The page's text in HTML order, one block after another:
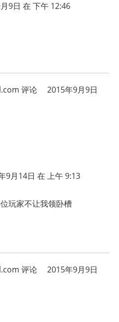
9日 在 下午 12:46
评论
2015年9月9日
9月14日 在 上午 9:13
玩家不让我领卧槽
评论
2015年9月9日